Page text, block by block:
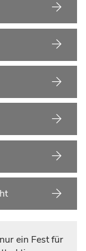
ein Fest für